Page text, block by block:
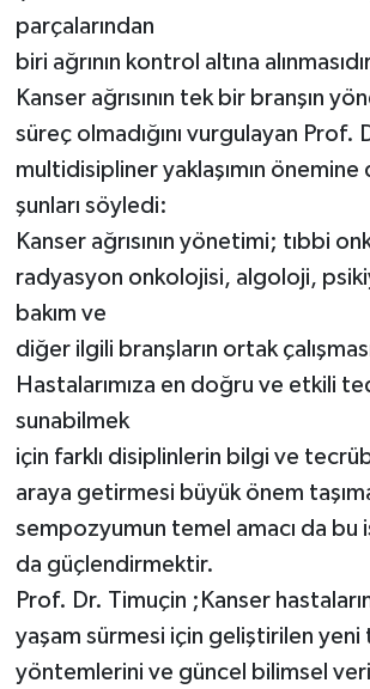
parçalarından
biri ağrının kontrol altına
Kanser ağrısının tek bir branşın
süreç olmadığını vurgulayan Prof.
multidisipliner yaklaşımın
şunları söyledi:
Kanser ağrısının yönetimi; tıbbi
radyasyon onkolojisi, algoloji,
bakım ve
diğer ilgili branşların ortak
Hastalarımıza en doğru ve etkili
sunabilmek
için farklı disiplinlerin bilgi ve
araya getirmesi büyük önem
sempozyumun temel amacı da bu
da güçlendirmektir.
Prof. Dr. Timuçin ;Kanser
yaşam sürmesi için geliştirilen yeni
yöntemlerini ve güncel bilimsel